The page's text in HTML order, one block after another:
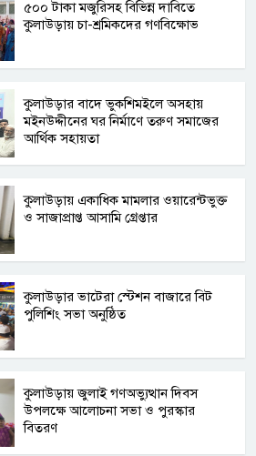
৫০০ টাকা মজুরিসহ বিভিন্ন দাবিতে
কুলাউড়ায় চা-শ্রমিকদের গণবিক্ষোভ
কুলাউড়ার বাদে ভুকশিমইলে অসহায়
মইনউদ্দীনের ঘর নির্মাণে তরুণ সমাজের
আর্থিক সহায়তা
কুলাউড়ায় একাধিক মামলার ওয়ারেন্টভুক্ত
ও সাজাপ্রাপ্ত আসামি গ্রেপ্তার
কুলাউড়ার ভাটেরা স্টেশন বাজারে বিট
পুলিশিং সভা অনুষ্ঠিত
কুলাউড়ায় জুলাই গণঅভ্যুত্থান দিবস
উপলক্ষে আলোচনা সভা ও পুরস্কার
বিতরণ